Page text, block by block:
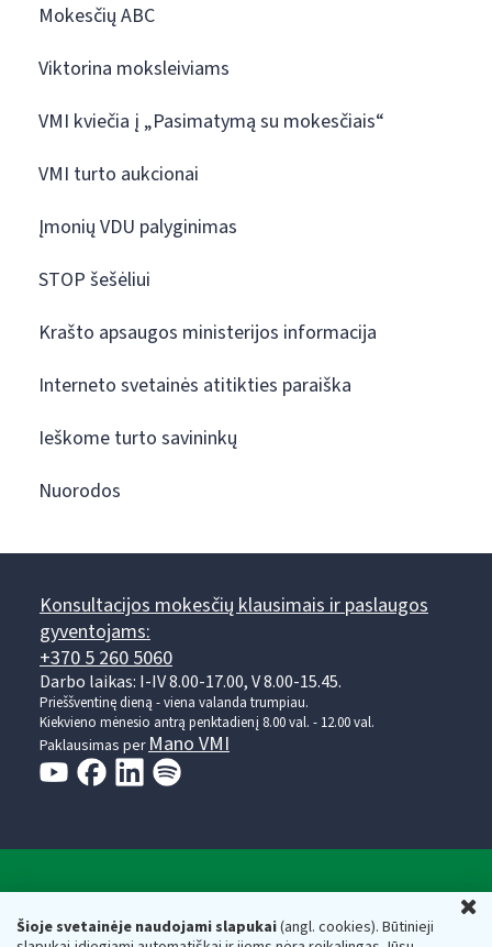
Šioje svetainėje naudojami slapukai(angl. cookies). Būtinieji
Mokesčių ABC
Viktorina moksleiviams
VMI kviečia į „Pasimatymą su mokesčiais“
VMI turto aukcionai
Įmonių VDU palyginimas
STOP šešėliui
Krašto apsaugos ministerijos informacija
Interneto svetainės atitikties paraiška
Ieškome turto savininkų
Nuorodos
Konsultacijos mokesčių klausimais ir paslaugos
gyventojams:
+370 5 260 5060
Darbo laikas: I-IV 8.00-17.00, V 8.00-15.45.
Prieššventinę dieną - viena valanda trumpiau.
Kiekvieno mėnesio antrą penktadienį 8.00 val. - 12.00 val.
Paklausimas per Mano VMI
Respublikos finansų ministerijos